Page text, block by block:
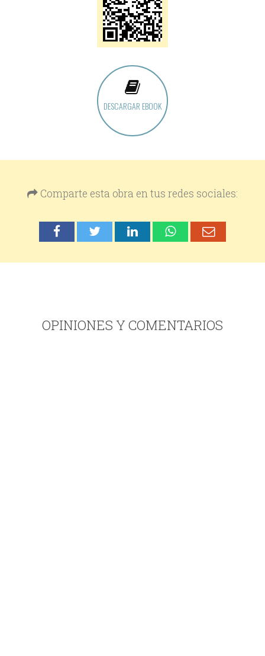
DESCARGAR EBOOK
Comparte esta obra en tus redes sociales:
OPINIONES Y COMENTARIOS